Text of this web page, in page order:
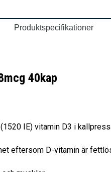
Produktspecifikationer
40kap
IE) vitamin D3 i
eftersom D-vitamin är